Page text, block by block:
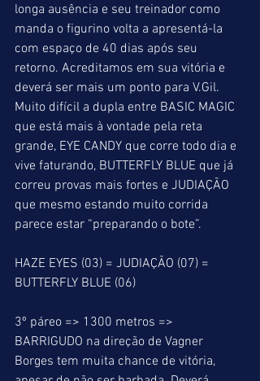
longa ausência e seu treinador como
manda o figurino volta a apresentá-la
com espaço de 40 dias após seu
retorno. Acreditamos em sua vitória e
deverá ser mais um ponto para V.Gil.
Muito difícil a dupla entre BASIC MAGIC
que está mais à vontade pela reta
grande, EYE CANDY que corre todo dia e
vive faturando, BUTTERFLY BLUE que já
correu provas mais fortes e JUDIAÇÃO
que mesmo estando muito corrida
parece estar “preparando o bote”.
HAZE EYES (03) = JUDIAÇÃO (07) =
BUTTERFLY BLUE (06)
3º páreo => 1300 metros =>
BARRIGUDO na direção de Vagner
Borges tem muita chance de vitória,